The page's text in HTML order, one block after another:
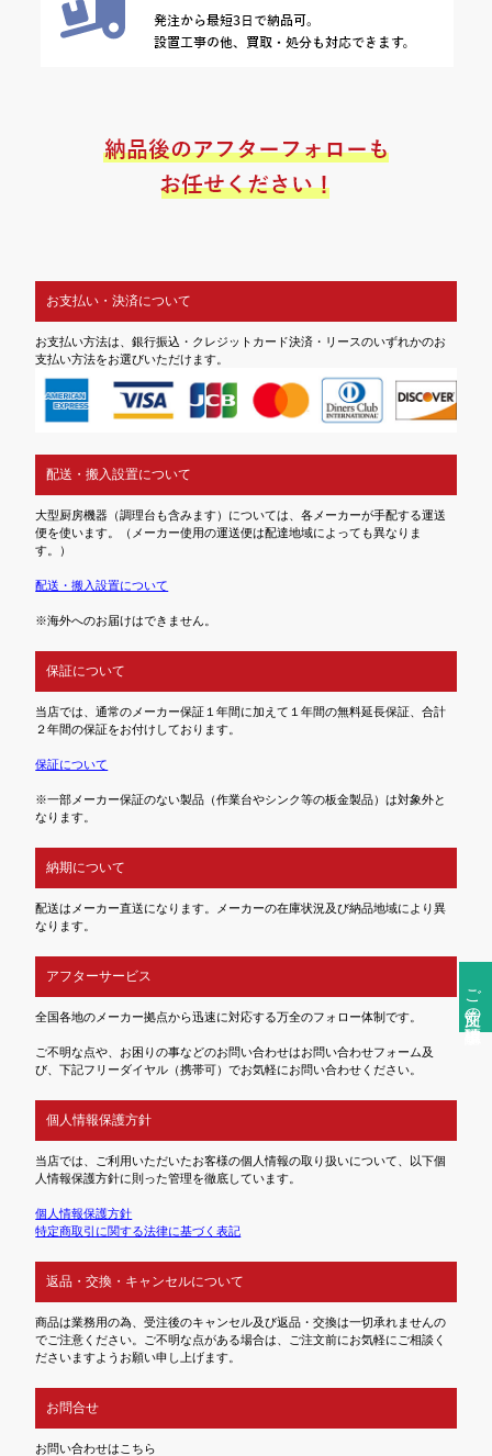
ご注文前の確認事項
お支払い・決済について
お支払い方法は、銀行振込・クレジットカード決済・リースのいずれかのお
支払い方法をお選びいただけます。
配送・搬入設置について
大型厨房機器（調理台も含みます）については、各メーカーが手配する運送
便を使います。（メーカー使用の運送便は配達地域によっても異なりま
す。）
配送・搬入設置について
※海外へのお届けはできません。
保証について
当店では、通常のメーカー保証１年間に加えて１年間の無料延長保証、合計
２年間の保証をお付けしております。
保証について
※一部メーカー保証のない製品（作業台やシンク等の板金製品）は対象外と
なります。
納期について
配送はメーカー直送になります。メーカーの在庫状況及び納品地域により異
なります。
アフターサービス
全国各地のメーカー拠点から迅速に対応する万全のフォロー体制です。
ご不明な点や、お困りの事などのお問い合わせはお問い合わせフォーム及
び、下記フリーダイヤル（携帯可）でお気軽にお問い合わせください。
個人情報保護方針
当店では、ご利用いただいたお客様の個人情報の取り扱いについて、以下個
人情報保護方針に則った管理を徹底しています。
個人情報保護方針
特定商取引に関する法律に基づく表記
返品・交換・キャンセルについて
商品は業務用の為、受注後のキャンセル及び返品・交換は一切承れませんの
でご注意ください。ご不明な点がある場合は、ご注文前にお気軽にご相談く
ださいますようお願い申し上げます。
お問合せ
お問い合わせはこちら